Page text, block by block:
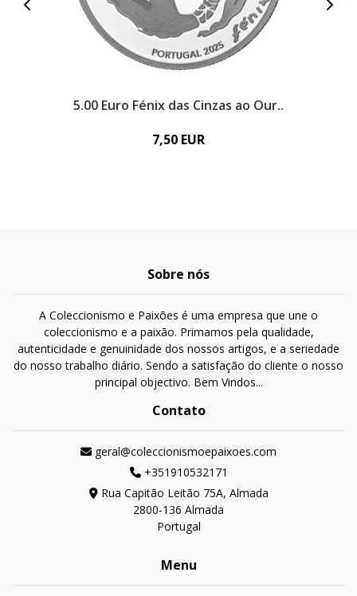
5.00 Euro Fénix das Cinzas ao Our..
7,50 EUR
Sobre nós
A Coleccionismo e Paixões é uma empresa que une o
coleccionismo e a paixão. Primamos pela qualidade,
autenticidade e genuinidade dos nossos artigos, e a seriedade
do nosso trabalho diário. Sendo a satisfação do cliente o nosso
principal objectivo. Bem Vindos...
Contato
geral@coleccionismoepaixoes.com
+351910532171
Rua Capitão Leitão 75A, Almada
2800-136 Almada
Portugal
Menu